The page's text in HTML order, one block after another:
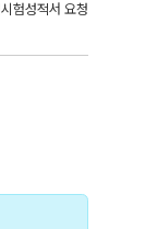
시험성적서 요청